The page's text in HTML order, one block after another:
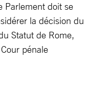
Parlement doit se
la décision du
Statut de Rome,
pénale